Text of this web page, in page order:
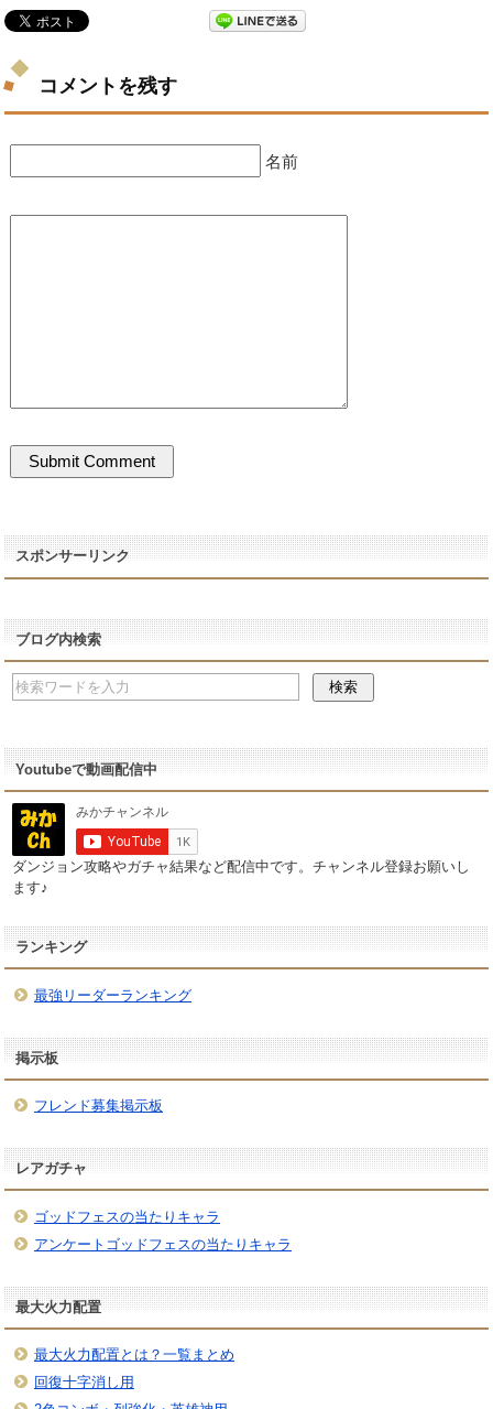
コメントを残す
名前
スポンサーリンク
ブログ内検索
Youtubeで動画配信中
ダンジョン攻略やガチャ結果など配信中です。チャンネル登録お願いし
ます♪
ランキング
最強リーダーランキング
掲示板
フレンド募集掲示板
レアガチャ
ゴッドフェスの当たりキャラ
アンケートゴッドフェスの当たりキャラ
最大火力配置
最大火力配置とは？一覧まとめ
回復十字消し用